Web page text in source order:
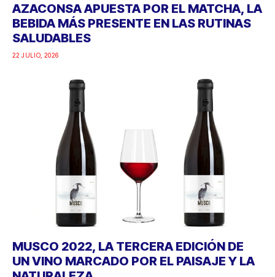
AZACONSA APUESTA POR EL MATCHA, LA
BEBIDA MÁS PRESENTE EN LAS RUTINAS
SALUDABLES
22 JULIO, 2026
MUSCO 2022, LA TERCERA EDICIÓN DE
UN VINO MARCADO POR EL PAISAJE Y LA